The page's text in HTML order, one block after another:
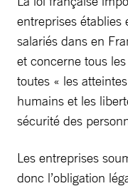
entreprises
salariés dans en
et concerne tous
toutes « les
humains et les
sécurité des
Les entreprises
donc l’obligation